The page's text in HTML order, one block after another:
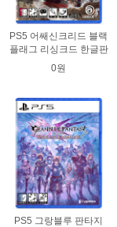
PS5 어쌔신크리드 블랙
플래그 리싱크드 한글판
0원
PS5 그랑블루 판타지